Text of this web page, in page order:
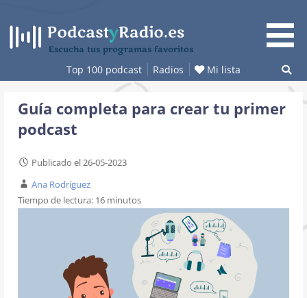
contenido
Escucha tus programas favoritos
Top 100 podcast Radios Mi lista
Guía completa para crear tu primer
podcast
Publicado el 26-05-2023
Ana Rodríguez
Tiempo de lectura: 16 minutos